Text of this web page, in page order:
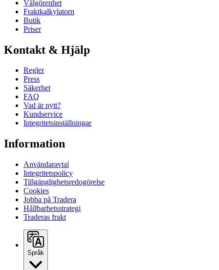
Välgörenhet
Fraktkalkylatorn
Butik
Priser
Kontakt & Hjälp
Regler
Press
Säkerhet
FAQ
Vad är nytt?
Kundservice
Integritetsinställningar
Information
Användaravtal
Integritetspolicy
Tillgänglighetsredogörelse
Cookies
Jobba på Tradera
Hållbarhetsstrategi
Traderas frakt
Språk